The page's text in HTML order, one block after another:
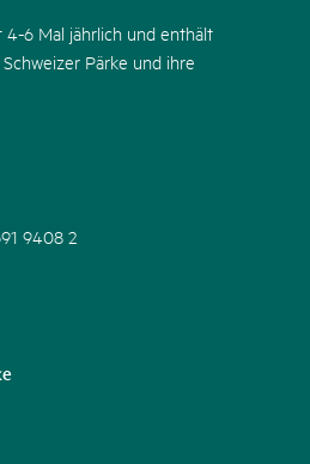
6 Mal jährlich und enthält
Pärke und ihre
9408 2